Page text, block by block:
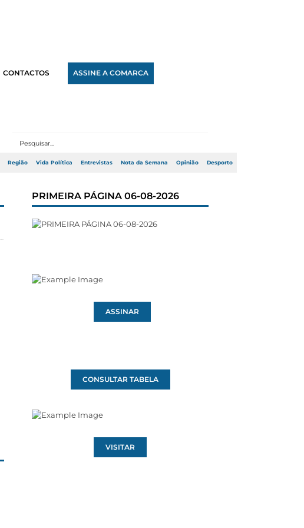
CONTACTOS ASSINE A COMARCA
Região Vida Política Entrevistas Nota da Semana Opinião Desporto
PRIMEIRA PÁGINA 06-08-2026
ASSINAR
CONSULTAR TABELA
VISITAR